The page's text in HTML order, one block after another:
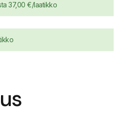
37,00 €/laatikko